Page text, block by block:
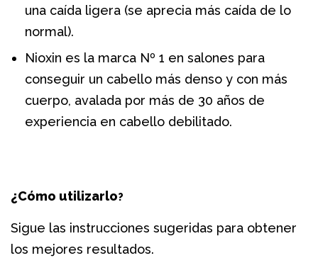
una caída ligera (se aprecia más caída de lo
normal).
Nioxin es la marca Nº 1 en salones para
conseguir un cabello más denso y con más
cuerpo, avalada por más de 30 años de
experiencia en cabello debilitado.
¿Cómo utilizarlo?
Sigue las instrucciones sugeridas para obtener
los mejores resultados.